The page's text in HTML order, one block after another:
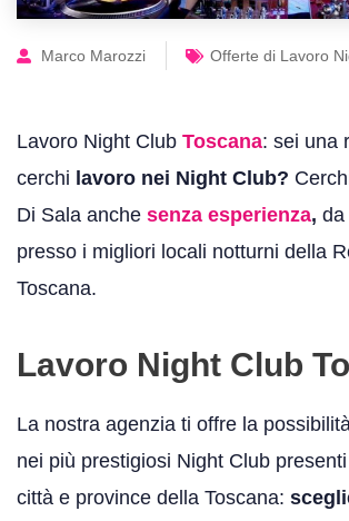
Marco Marozzi Offerte di Lavoro
Lavoro Night Club Toscana: sei una
cerchi lavoro nei Night Club?
Di Sala anche senza esperienza, da
presso i migliori locali notturni della
Toscana.
Lavoro Night Club
La nostra agenzia ti offre la
nei più prestigiosi Night Club
città e province della Toscana: